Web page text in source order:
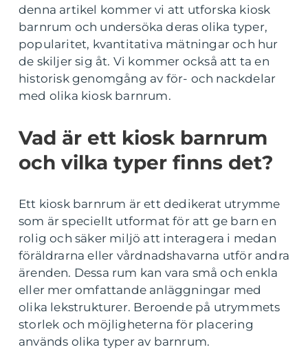
denna artikel kommer vi att utforska kiosk
barnrum och undersöka deras olika typer,
popularitet, kvantitativa mätningar och hur
de skiljer sig åt. Vi kommer också att ta en
historisk genomgång av för- och nackdelar
med olika kiosk barnrum.
Vad är ett kiosk barnrum
och vilka typer finns det?
Ett kiosk barnrum är ett dedikerat utrymme
som är speciellt utformat för att ge barn en
rolig och säker miljö att interagera i medan
föräldrarna eller vårdnadshavarna utför andra
ärenden. Dessa rum kan vara små och enkla
eller mer omfattande anläggningar med
olika lekstrukturer. Beroende på utrymmets
storlek och möjligheterna för placering
används olika typer av barnrum.